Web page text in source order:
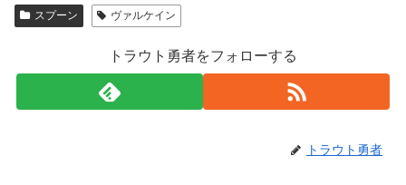
スプーン ヴァルケイン
トラウト勇者をフォローする
トラウト勇者